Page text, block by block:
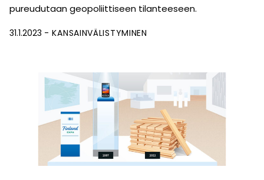
pureudutaan geopoliittiseen tilanteeseen.
31.1.2023 KANSAINVÄLISTYMINEN